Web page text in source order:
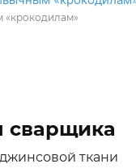
«крокодилам»
ткани